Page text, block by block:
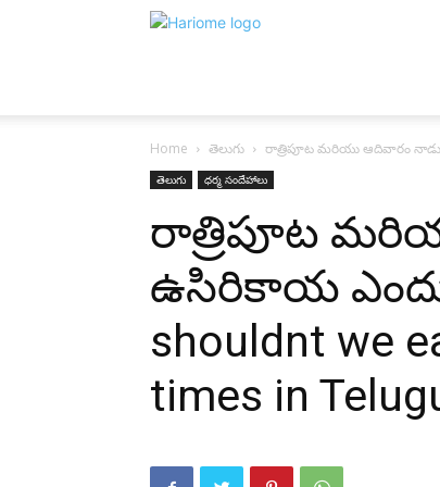
Hari
Home తెలుగు రాత్రిపూట మరియు ఆదివారం నాడు
తెలుగు ధర్మ సందేహాలు
రాత్రిపూట
ఉసిరికాయ
shouldnt we
times in